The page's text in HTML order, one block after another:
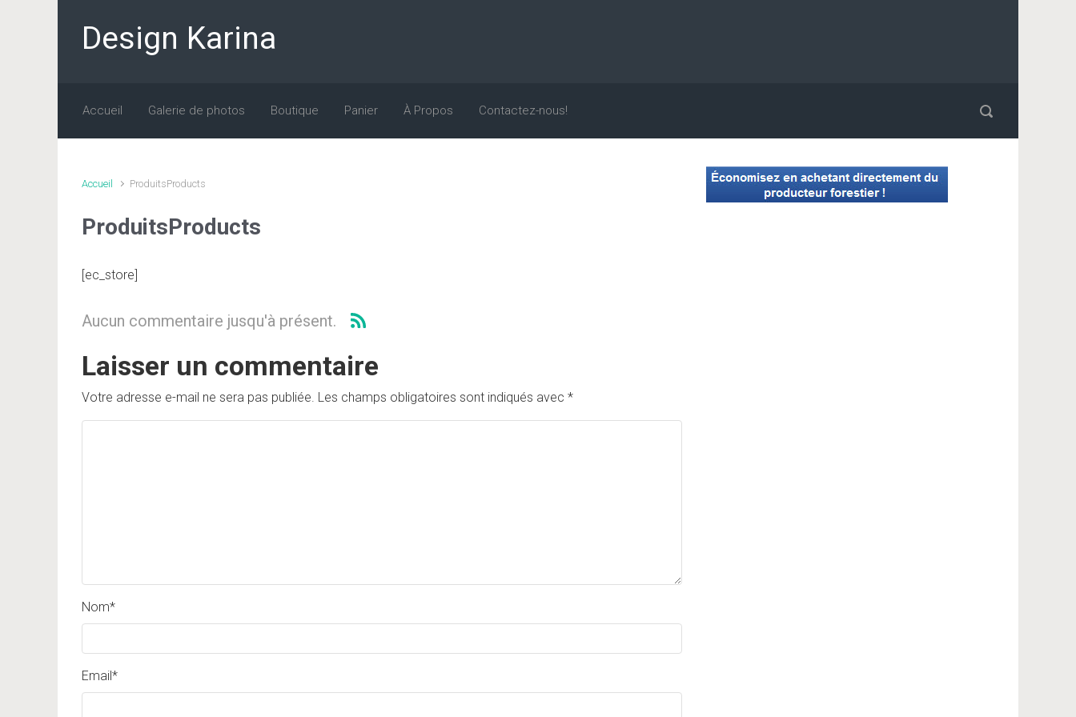
Design Karina
Accueil Galerie de photos Boutique Panier À Propos Contactez-nous!
Accueil ProduitsProducts
ProduitsProducts
[ec_store]
Aucun commentaire jusqu'à présent.
Laisser un commentaire
Votre adresse e-mail ne sera pas publiée. Les champs obligatoires sont indiqués avec *
Nom*
Email*